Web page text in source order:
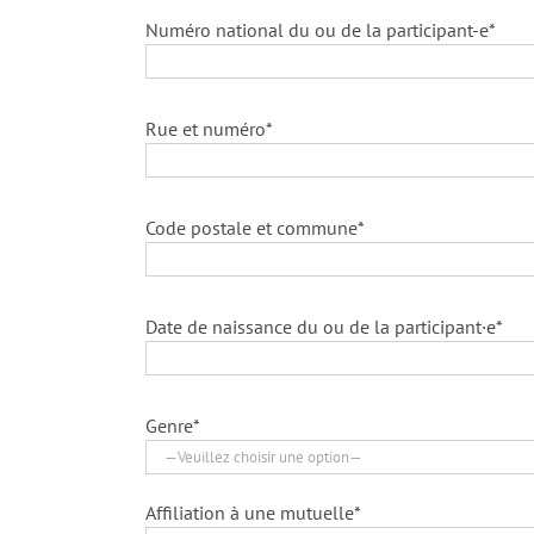
Numéro national du ou de la participant-e*
Rue et numéro*
Code postale et commune*
Date de naissance du ou de la participant·e*
Genre*
Affiliation à une mutuelle*